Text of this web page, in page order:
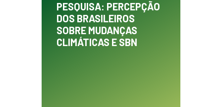
PESQUISA: PERCEPÇÃO
DOS BRASILEIROS
SOBRE MUDANÇAS
CLIMÁTICAS E SBN